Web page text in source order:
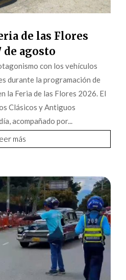
de las Flores
de agosto
con los vehículos
durante la programación de
la Feria de las Flores 2026. El
Clásicos y Antiguos
acompañado por...
más